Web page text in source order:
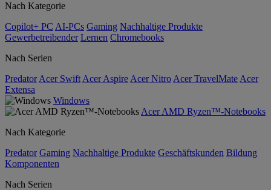
Nach Kategorie
Copilot+ PC AI-PCs Gaming Nachhaltige Produkte
Gewerbetreibender Lernen Chromebooks
Nach Serien
Predator Acer Swift Acer Aspire Acer Nitro Acer TravelMate Acer
Extensa
Windows
Acer AMD Ryzen™-Notebooks
Nach Kategorie
Predator Gaming Nachhaltige Produkte Geschäftskunden Bildung
Komponenten
Nach Serien